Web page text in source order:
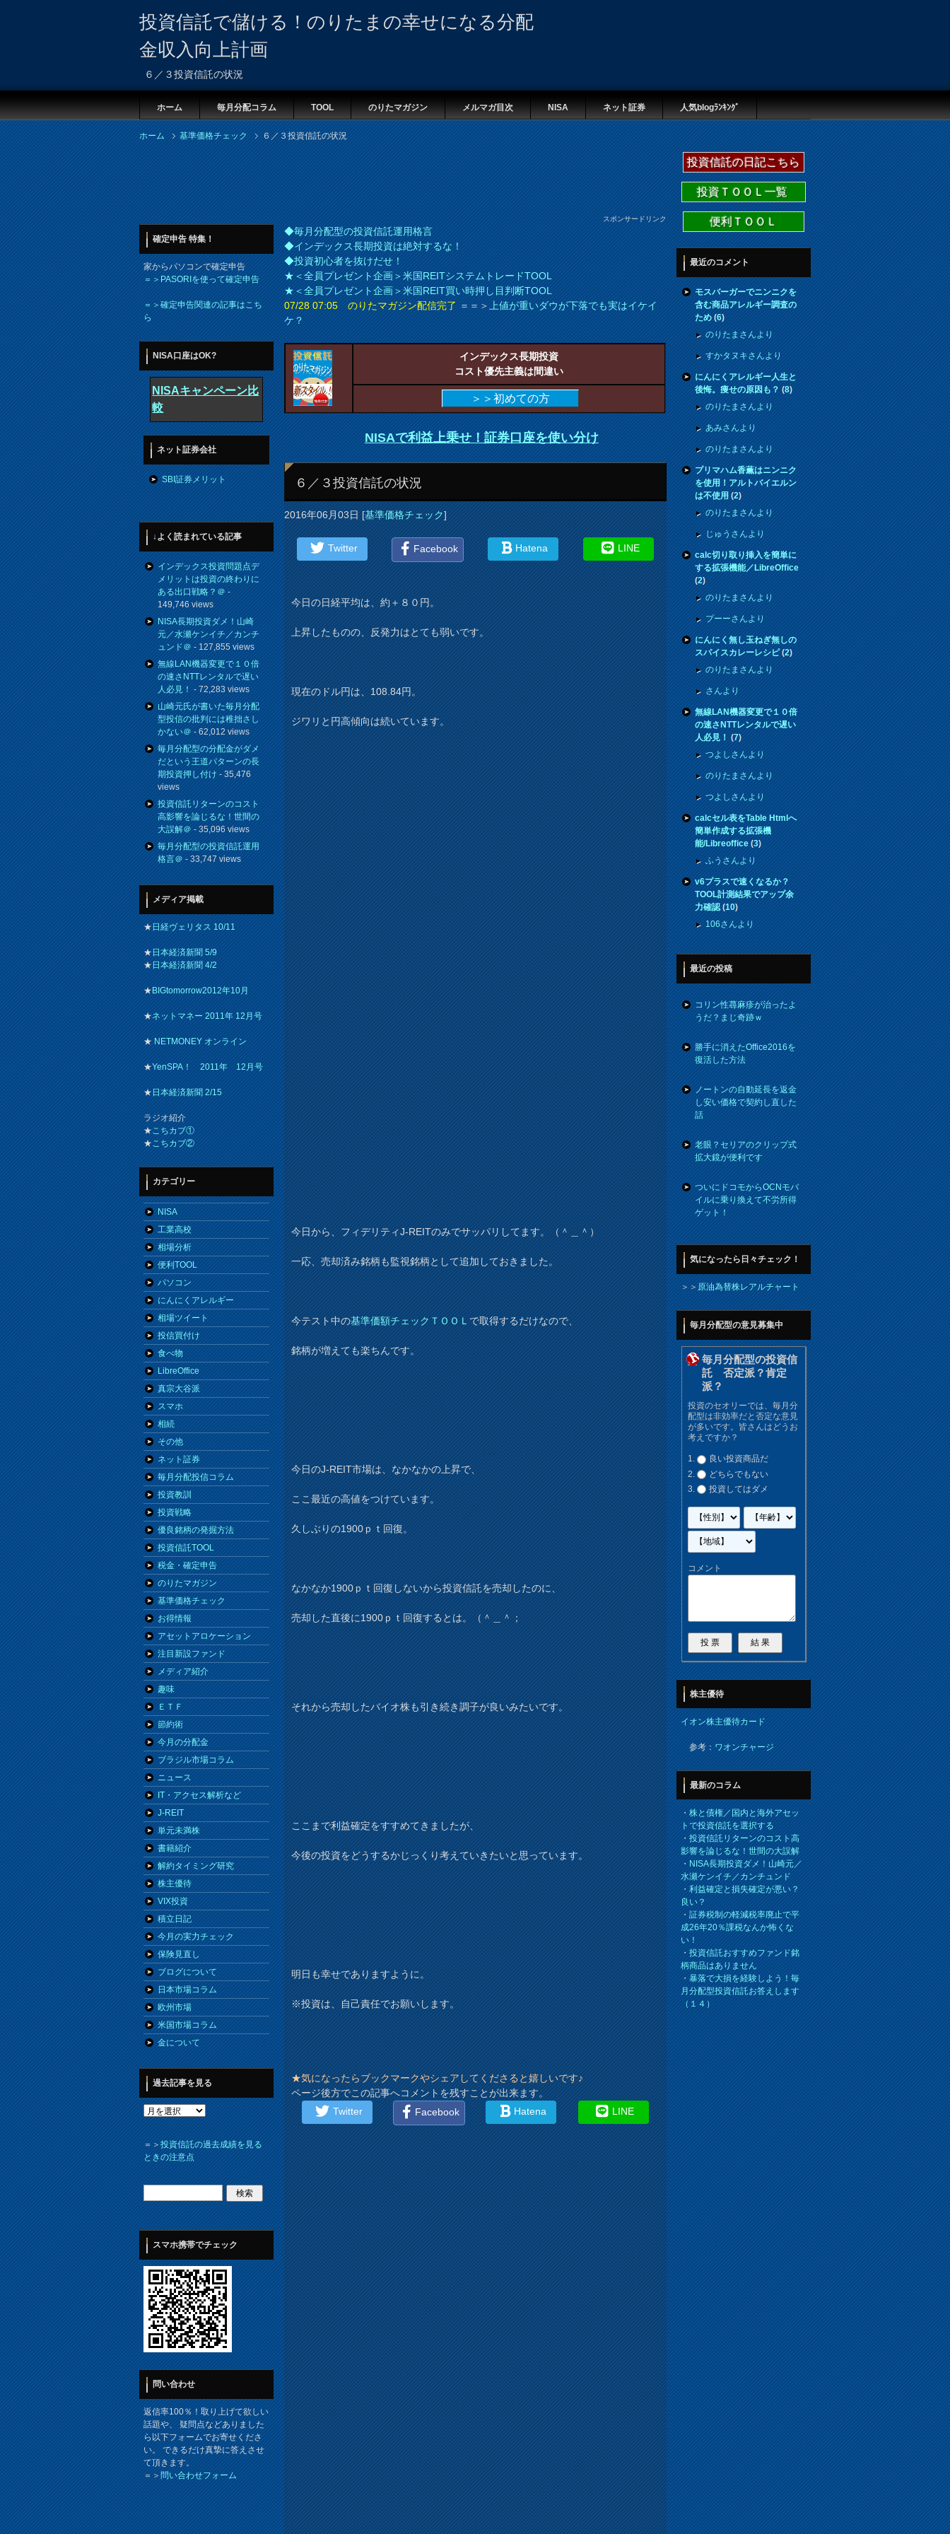
投資信託で儲ける！のりたまの幸せになる分配
金収入向上計画
６／３投資信託の状況
ホーム 毎月分配コラム TOOL のりたマガジン メルマガ目次 NISA ネット証券 人気blogﾗﾝｷﾝｸﾞ
ホーム 基準価格チェック ６／３投資信託の状況
スポンサードリンク
◆毎月分配型の投資信託運用格言
◆インデックス長期投資は絶対するな！
◆投資初心者を抜けだせ！
★＜全員プレゼント企画＞米国REITシステムトレードTOOL
★＜全員プレゼント企画＞米国REIT買い時押し目判断TOOL
07/28 07:05 のりたマガジン配信完了＝＝＞上値が重いダウが下落でも実はイケイ
ケ？
インデックス長期投資
コスト優先主義は間違い
＞＞初めての方
NISAで利益上乗せ！証券口座を使い分け
６／３投資信託の状況
2016年06月03日[基準価格チェック]
Twitter Facebook Hatena LINE
今日の日経平均は、約＋８０円。
上昇したものの、反発力はとても弱いです。
現在のドル円は、108.84円。
ジワリと円高傾向は続いています。
今日から、フィデリティJ-REITのみでサッパリしてます。（＾＿＾）
一応、売却済み銘柄も監視銘柄として追加しておきました。
今テスト中の基準価額チェックＴＯＯＬで取得するだけなので、
銘柄が増えても楽ちんです。
今日のJ-REIT市場は、なかなかの上昇で、
ここ最近の高値をつけています。
久しぶりの1900ｐｔ回復。
なかなか1900ｐｔ回復しないから投資信託を売却したのに、
売却した直後に1900ｐｔ回復するとは。（＾＿＾；
それから売却したバイオ株も引き続き調子が良いみたいです。
ここまで利益確定をすすめてきましたが、
今後の投資をどうするかじっくり考えていきたいと思っています。
明日も幸せでありますように。
※投資は、自己責任でお願いします。
★気になったらブックマークやシェアしてくださると嬉しいです♪
ページ後方でこの記事へコメントを残すことが出来ます。
Twitter
Facebook Hatena LINE
確定申告 特集！
家からパソコンで確定申告
＝＞PASORIを使って確定申告
＝＞確定申告関連の記事はこち
ら
NISA口座はOK?
NISAキャンペーン比
較
ネット証券会社
SBI証券メリット
↓よく読まれている記事
インデックス投資問題点デ
メリットは投資の終わりに
ある出口戦略？＠-
149,746 views
NISA長期投資ダメ！山崎
元／水瀬ケンイチ／カンチ
ュンド＠- 127,855 views
無線LAN機器変更で１０倍
の速さNTTレンタルで遅い
人必見！- 72,283 views
山崎元氏が書いた毎月分配
型投信の批判には稚拙さし
かない＠- 62,012 views
毎月分配型の分配金がダメ
だという王道パターンの長
期投資押し付け- 35,476
views
投資信託リターンのコスト
高影響を論じるな！世間の
大誤解＠- 35,096 views
毎月分配型の投資信託運用
格言＠- 33,747 views
メディア掲載
★日経ヴェリタス 10/11
★日本経済新聞 5/9
★日本経済新聞 4/2
★BIGtomorrow2012年10月
★ネットマネー 2011年 12月号
★NETMONEY オンライン
★YenSPA！ 2011年 12月号
★日本経済新聞 2/15
ラジオ紹介
★こちカブ①
★こちカブ②
カテゴリー
NISA
工業高校
相場分析
便利TOOL
パソコン
にんにくアレルギー
相場ツイート
投信買付け
食べ物
LibreOffice
真宗大谷派
スマホ
相続
その他
ネット証券
毎月分配投信コラム
投資教訓
投資戦略
優良銘柄の発掘方法
投資信託TOOL
税金・確定申告
のりたマガジン
基準価格チェック
お得情報
アセットアロケーション
注目新設ファンド
メディア紹介
趣味
ＥＴＦ
節約術
今月の分配金
ブラジル市場コラム
ニュース
IT・アクセス解析など
J-REIT
単元未満株
書籍紹介
解約タイミング研究
株主優待
VIX投資
積立日記
今月の実力チェック
保険見直し
ブログについて
日本市場コラム
欧州市場
米国市場コラム
金について
過去記事を見る
＝＞投資信託の過去成績を見る
ときの注意点
スマホ携帯でチェック
問い合わせ
返信率100％！取り上げて欲しい
話題や、 疑問点などありました
ら以下フォームでお寄せくださ
い。 できるだけ真摯に答えさせ
て頂きます。
＝＞問い合わせフォーム
投資信託の日記こちら
投資ＴＯＯＬ一覧
便利ＴＯＯＬ
最近のコメント
モスバーガーでニンニクを
含む商品アレルギー調査の
ため(6)
のりたまさんより
すかタヌキさんより
にんにくアレルギー人生と
後悔。痩せの原因も？(8)
のりたまさんより
あみさんより
のりたまさんより
プリマハム香薫はニンニク
を使用！アルトバイエルン
は不使用(2)
のりたまさんより
じゅうさんより
calc切り取り挿入を簡単に
する拡張機能／LibreOffice
(2)
のりたまさんより
プーーさんより
にんにく無し玉ねぎ無しの
スパイスカレーレシピ(2)
のりたまさんより
さんより
無線LAN機器変更で１０倍
の速さNTTレンタルで遅い
人必見！(7)
つよしさんより
のりたまさんより
つよしさんより
calcセル表をTable Htmlへ
簡単作成する拡張機
能/Libreoffice(3)
ふうさんより
v6プラスで速くなるか？
TOOL計測結果でアップ余
力確認(10)
106さんより
最近の投稿
コリン性蕁麻疹が治ったよ
うだ？まじ奇跡ｗ
勝手に消えたOffice2016を
復活した方法
ノートンの自動延長を返金
し安い価格で契約し直した
話
老眼？セリアのクリップ式
拡大鏡が便利です
ついにドコモからOCNモバ
イルに乗り換えて不労所得
ゲット！
気になったら日々チェック！
＞＞原油為替株レアルチャート
毎月分配型の意見募集中
毎月分配型の投資信
託 否定派？肯定
派？
投資のセオリーでは、毎月分
配型は非効率だと否定な意見
が多いです。皆さんはどうお
考えですか？
良い投資商品だ
どちらでもない
投資してはダメ
コメント
株主優待
イオン株主優待カード
参考：ワオンチャージ
最新のコラム
・株と債権／国内と海外アセッ
トで投資信託を選択する
・投資信託リターンのコスト高
影響を論じるな！世間の大誤解
・NISA長期投資ダメ！山崎元／
水瀬ケンイチ／カンチュンド
・利益確定と損失確定が悪い？
良い？
・証券税制の軽減税率廃止で平
成26年20％課税なんか怖くな
い！
・投資信託おすすめファンド銘
柄商品はありません
・暴落で大損を経験しよう！毎
月分配型投資信託お答えします
（１４）